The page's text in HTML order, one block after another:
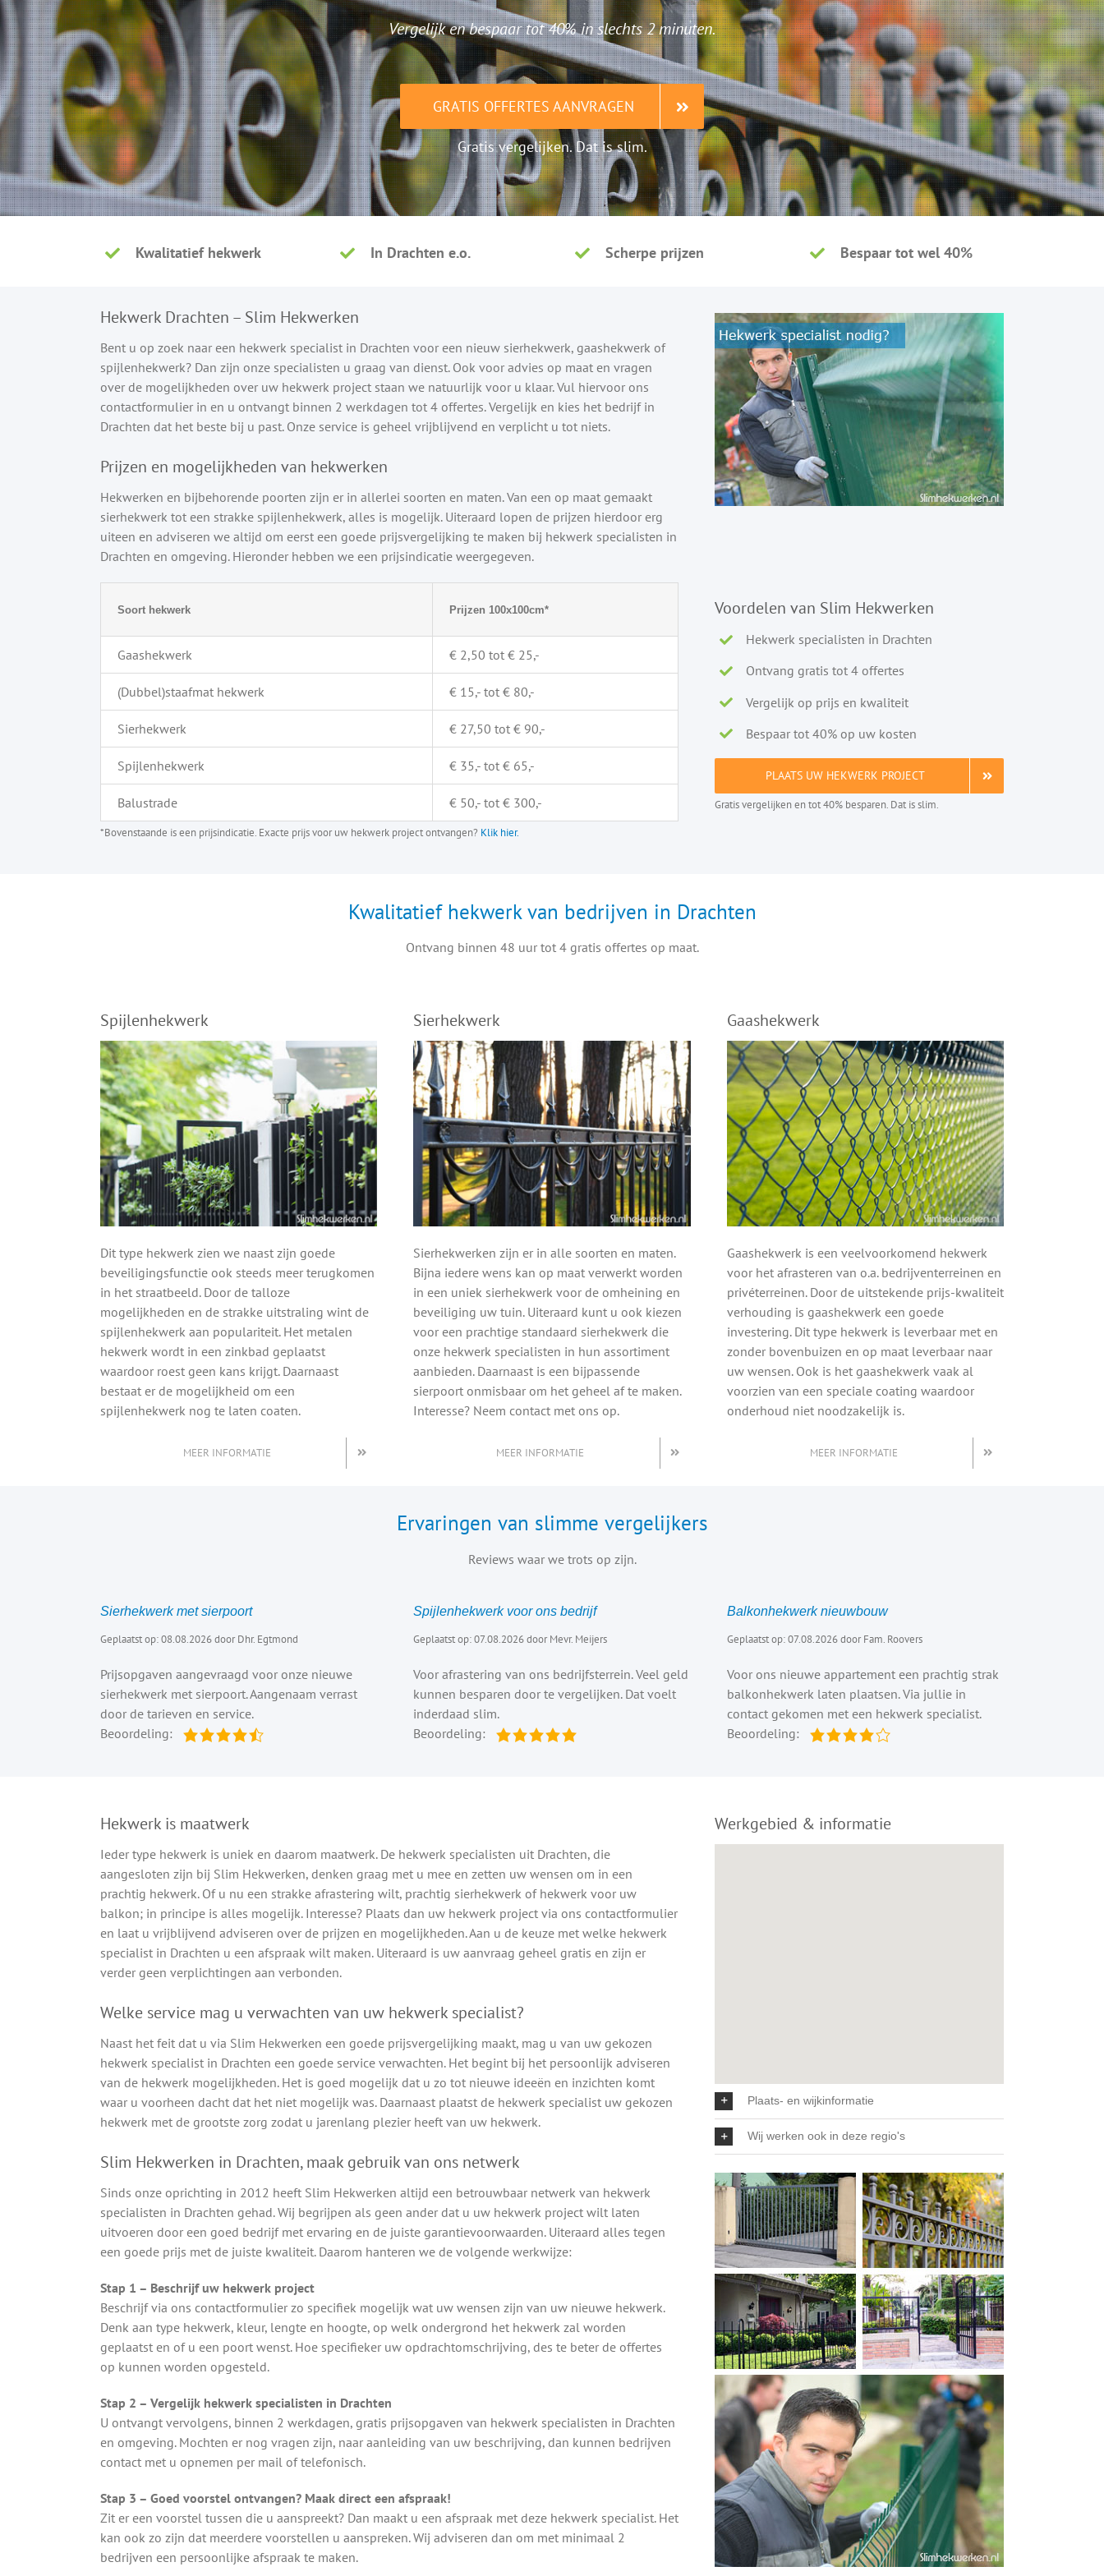
Vergelijk en bespaar tot 40% in slechts 2 minuten.
GRATIS OFFERTES AANVRAGEN
Gratis vergelijken. Dat is slim.
Kwalitatief hekwerk In Drachten e.o. Scherpe prijzen Bespaar tot wel 40%
Hekwerk Drachten – Slim Hekwerken
Bent u op zoek naar een hekwerk specialist in Drachten voor een nieuw sierhekwerk, gaashekwerk of
spijlenhekwerk? Dan zijn onze specialisten u graag van dienst. Ook voor advies op maat en vragen
over de mogelijkheden over uw hekwerk project staan we natuurlijk voor u klaar. Vul hiervoor ons
contactformulier in en u ontvangt binnen 2 werkdagen tot 4 offertes. Vergelijk en kies het bedrijf in
Drachten dat het beste bij u past. Onze service is geheel vrijblijvend en verplicht u tot niets.
Prijzen en mogelijkheden van hekwerken
Hekwerken en bijbehorende poorten zijn er in allerlei soorten en maten. Van een op maat gemaakt
sierhekwerk tot een strakke spijlenhekwerk, alles is mogelijk. Uiteraard lopen de prijzen hierdoor erg
uiteen en adviseren we altijd om eerst een goede prijsvergelijking te maken bij hekwerk specialisten in
Drachten en omgeving. Hieronder hebben we een prijsindicatie weergegeven.
Soort hekwerk Prijzen 100x100cm*
Gaashekwerk € 2,50 tot € 25,-
(Dubbel)staafmat hekwerk € 15,- tot € 80,-
Sierhekwerk € 27,50 tot € 90,-
Spijlenhekwerk € 35,- tot € 65,-
Balustrade € 50,- tot € 300,-
*Bovenstaande is een prijsindicatie. Exacte prijs voor uw hekwerk project ontvangen? Klik hier.
Voordelen van Slim Hekwerken
Hekwerk specialisten in Drachten
Ontvang gratis tot 4 offertes
Vergelijk op prijs en kwaliteit
Bespaar tot 40% op uw kosten
PLAATS UW HEKWERK PROJECT
Gratis vergelijken en tot 40% besparen. Dat is slim.
Kwalitatief hekwerk van bedrijven in Drachten
Ontvang binnen 48 uur tot 4 gratis offertes op maat.
Spijlenhekwerk
Dit type hekwerk zien we naast zijn goede
beveiligingsfunctie ook steeds meer terugkomen
in het straatbeeld. Door de talloze
mogelijkheden en de strakke uitstraling wint de
spijlenhekwerk aan populariteit. Het metalen
hekwerk wordt in een zinkbad geplaatst
waardoor roest geen kans krijgt. Daarnaast
bestaat er de mogelijkheid om een
spijlenhekwerk nog te laten coaten.
MEER INFORMATIE
Sierhekwerk
Sierhekwerken zijn er in alle soorten en maten.
Bijna iedere wens kan op maat verwerkt worden
in een uniek sierhekwerk voor de omheining en
beveiliging uw tuin. Uiteraard kunt u ook kiezen
voor een prachtige standaard sierhekwerk die
onze hekwerk specialisten in hun assortiment
aanbieden. Daarnaast is een bijpassende
sierpoort onmisbaar om het geheel af te maken.
Interesse? Neem contact met ons op.
MEER INFORMATIE
Gaashekwerk
Gaashekwerk is een veelvoorkomend hekwerk
voor het afrasteren van o.a. bedrijventerreinen en
privéterreinen. Door de uitstekende prijs-kwaliteit
verhouding is gaashekwerk een goede
investering. Dit type hekwerk is leverbaar met en
zonder bovenbuizen en op maat leverbaar naar
uw wensen. Ook is het gaashekwerk vaak al
voorzien van een speciale coating waardoor
onderhoud niet noodzakelijk is.
MEER INFORMATIE
Ervaringen van slimme vergelijkers
Reviews waar we trots op zijn.
Sierhekwerk met sierpoort
Geplaatst op: 08.08.2026 door Dhr. Egtmond
Prijsopgaven aangevraagd voor onze nieuwe
sierhekwerk met sierpoort. Aangenaam verrast
door de tarieven en service.
Beoordeling:
Spijlenhekwerk voor ons bedrijf
Geplaatst op: 07.08.2026 door Mevr. Meijers
Voor afrastering van ons bedrijfsterrein. Veel geld
kunnen besparen door te vergelijken. Dat voelt
inderdaad slim.
Beoordeling:
Balkonhekwerk nieuwbouw
Geplaatst op: 07.08.2026 door Fam. Roovers
Voor ons nieuwe appartement een prachtig strak
balkonhekwerk laten plaatsen. Via jullie in
contact gekomen met een hekwerk specialist.
Beoordeling:
Hekwerk is maatwerk
Ieder type hekwerk is uniek en daarom maatwerk. De hekwerk specialisten uit Drachten, die
aangesloten zijn bij Slim Hekwerken, denken graag met u mee en zetten uw wensen om in een
prachtig hekwerk. Of u nu een strakke afrastering wilt, prachtig sierhekwerk of hekwerk voor uw
balkon; in principe is alles mogelijk. Interesse? Plaats dan uw hekwerk project via ons contactformulier
en laat u vrijblijvend adviseren over de prijzen en mogelijkheden. Aan u de keuze met welke hekwerk
specialist in Drachten u een afspraak wilt maken. Uiteraard is uw aanvraag geheel gratis en zijn er
verder geen verplichtingen aan verbonden.
Welke service mag u verwachten van uw hekwerk specialist?
Naast het feit dat u via Slim Hekwerken een goede prijsvergelijking maakt, mag u van uw gekozen
hekwerk specialist in Drachten een goede service verwachten. Het begint bij het persoonlijk adviseren
van de hekwerk mogelijkheden. Het is goed mogelijk dat u zo tot nieuwe ideeën en inzichten komt
waar u voorheen dacht dat het niet mogelijk was. Daarnaast plaatst de hekwerk specialist uw gekozen
hekwerk met de grootste zorg zodat u jarenlang plezier heeft van uw hekwerk.
Slim Hekwerken in Drachten, maak gebruik van ons netwerk
Sinds onze oprichting in 2012 heeft Slim Hekwerken altijd een betrouwbaar netwerk van hekwerk
specialisten in Drachten gehad. Wij begrijpen als geen ander dat u uw hekwerk project wilt laten
uitvoeren door een goed bedrijf met ervaring en de juiste garantievoorwaarden. Uiteraard alles tegen
een goede prijs met de juiste kwaliteit. Daarom hanteren we de volgende werkwijze:
Stap 1 – Beschrijf uw hekwerk project
Beschrijf via ons contactformulier zo specifiek mogelijk wat uw wensen zijn van uw nieuwe hekwerk.
Denk aan type hekwerk, kleur, lengte en hoogte, op welk ondergrond het hekwerk zal worden
geplaatst en of u een poort wenst. Hoe specifieker uw opdrachtomschrijving, des te beter de offertes
op kunnen worden opgesteld.
Stap 2 – Vergelijk hekwerk specialisten in Drachten
U ontvangt vervolgens, binnen 2 werkdagen, gratis prijsopgaven van hekwerk specialisten in Drachten
en omgeving. Mochten er nog vragen zijn, naar aanleiding van uw beschrijving, dan kunnen bedrijven
contact met u opnemen per mail of telefonisch.
Stap 3 – Goed voorstel ontvangen? Maak direct een afspraak!
Zit er een voorstel tussen die u aanspreekt? Dan maakt u een afspraak met deze hekwerk specialist. Het
kan ook zo zijn dat meerdere voorstellen u aanspreken. Wij adviseren dan om met minimaal 2
bedrijven een persoonlijke afspraak te maken.
Werkgebied & informatie
Plaats- en wijkinformatie
Wij werken ook in deze regio's